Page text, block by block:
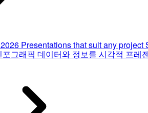
Presentations that suit any project
포그래픽 데이터와 정보를 시각적 프레